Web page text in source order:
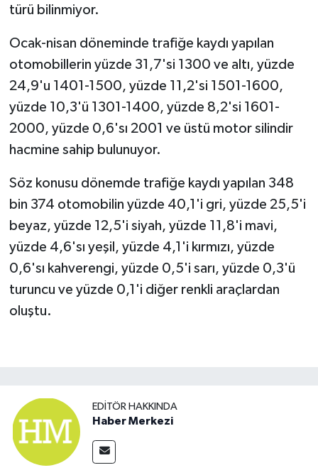
türü bilinmiyor.
Ocak-nisan döneminde trafiğe kaydı yapılan
otomobillerin yüzde 31,7'si 1300 ve altı, yüzde
24,9'u 1401-1500, yüzde 11,2'si 1501-1600,
yüzde 10,3'ü 1301-1400, yüzde 8,2'si 1601-
2000, yüzde 0,6'sı 2001 ve üstü motor silindir
hacmine sahip bulunuyor.
Söz konusu dönemde trafiğe kaydı yapılan 348
bin 374 otomobilin yüzde 40,1'i gri, yüzde 25,5'i
beyaz, yüzde 12,5'i siyah, yüzde 11,8'i mavi,
yüzde 4,6'sı yeşil, yüzde 4,1'i kırmızı, yüzde
0,6'sı kahverengi, yüzde 0,5'i sarı, yüzde 0,3'ü
turuncu ve yüzde 0,1'i diğer renkli araçlardan
oluştu.
EDITÖR HAKKINDA
Haber Merkezi